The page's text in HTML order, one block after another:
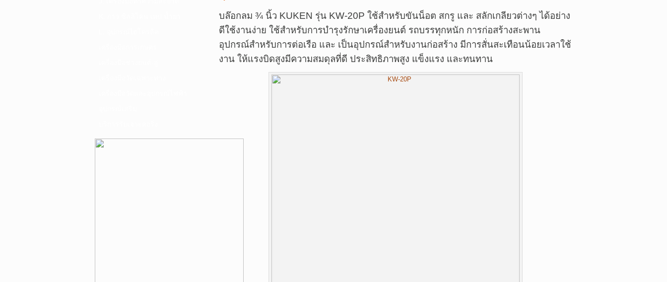
บล๊อกลม ¾ นิ้ว KUKEN รุ่น KW-20P ใช้สำหรับขันน็อต สกรู และ สลักเกลียวต่างๆ ได้อย่าง
ดีใช้งานง่าย ใช้สำหรับการบำรุงรักษาเครื่องยนต์ รถบรรทุกหนัก การก่อสร้างสะพาน
อุปกรณ์สำหรับการต่อเรือ และ เป็นอุปกรณ์สำหรับงานก่อสร้าง มีการสั่นสะเทือนน้อยเวลาใช้
งาน ให้แรงบิดสูงมีความสมดุลที่ดี ประสิทธิภาพสูง แข็งแรง และทนทาน